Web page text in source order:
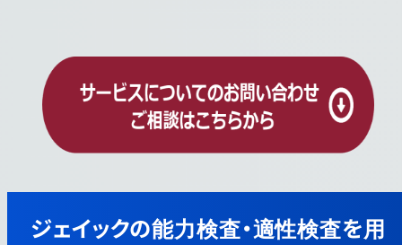
ジェイックの能力検査・適性検査を用